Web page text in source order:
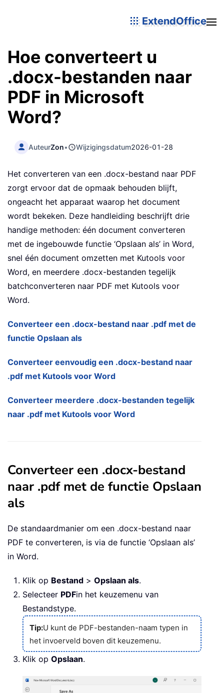
ExtendOffice
Hoe converteert u
.docx-bestanden naar
PDF in Microsoft
Word?
AuteurZon• Wijzigingsdatum2026-01-28
Het converteren van een .docx-bestand naar PDF
zorgt ervoor dat de opmaak behouden blijft,
ongeacht het apparaat waarop het document
wordt bekeken. Deze handleiding beschrijft drie
handige methoden: één document converteren
met de ingebouwde functie ‘Opslaan als’ in Word,
snel één document omzetten met Kutools voor
Word, en meerdere .docx-bestanden tegelijk
batchconverteren naar PDF met Kutools voor
Word.
Converteer een .docx-bestand naar .pdf met de
functie Opslaan als
Converteer eenvoudig een .docx-bestand naar
.pdf met Kutools voor Word
Converteer meerdere .docx-bestanden tegelijk
naar .pdf met Kutools voor Word
Converteer een .docx-bestand
naar .pdf met de functie Opslaan
als
De standaardmanier om een .docx-bestand naar
PDF te converteren, is via de functie ‘Opslaan als’
in Word.
Klik op Bestand > Opslaan als.
Selecteer PDFin het keuzemenu van
Bestandstype.
Tip:U kunt de PDF-bestanden-naam typen in
het invoerveld boven dit keuzemenu.
Klik op Opslaan.